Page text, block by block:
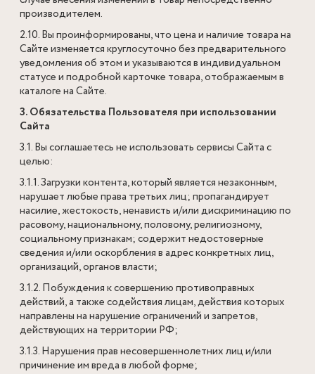
производителем.
2.10. Вы проинформированы, что цена и наличие товара на
Сайте изменяется круглосуточно без предварительного
уведомления об этом и указываются в индивидуальном
статусе и подробной карточке товара, отображаемым в
каталоге на Сайте.
3. Обязательства Пользователя при использовании
Сайта
3.1. Вы соглашаетесь не использовать сервисы Сайта с
целью:
3.1.1. Загрузки контента, который является незаконным,
нарушает любые права третьих лиц; пропагандирует
насилие, жестокость, ненависть и/или дискриминацию по
расовому, национальному, половому, религиозному,
социальному признакам; содержит недостоверные
сведения и/или оскорбления в адрес конкретных лиц,
организаций, органов власти;
3.1.2. Побуждения к совершению противоправных
действий, а также содействия лицам, действия которых
направлены на нарушение ограничений и запретов,
действующих на территории РФ;
3.1.3. Нарушения прав несовершеннолетних лиц и/или
причинение им вреда в любой форме;